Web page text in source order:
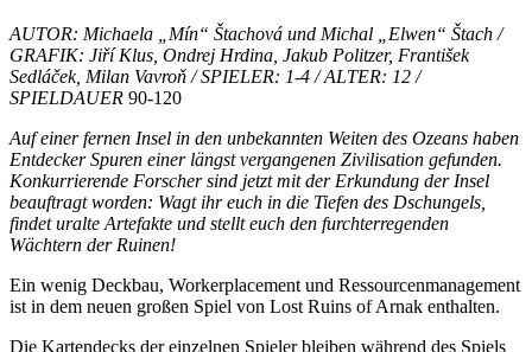
AUTOR: Michaela „Mín“ Štachová und Michal „Elwen“ Štach /
GRAFIK: Jiří Klus, Ondrej Hrdina, Jakub Politzer, František
Sedláček, Milan Vavroň / SPIELER: 1-4 / ALTER: 12 /
SPIELDAUER 90-120
Auf einer fernen Insel in den unbekannten Weiten des Ozeans haben
Entdecker Spuren einer längst vergangenen Zivilisation gefunden.
Konkurrierende Forscher sind jetzt mit der Erkundung der Insel
beauftragt worden: Wagt ihr euch in die Tiefen des Dschungels,
findet uralte Artefakte und stellt euch den furchterregenden
Wächtern der Ruinen!
Ein wenig Deckbau, Workerplacement und Ressourcenmanagement
ist in dem neuen großen Spiel von Lost Ruins of Arnak enthalten.
Die Kartendecks der einzelnen Spieler bleiben während des Spiels